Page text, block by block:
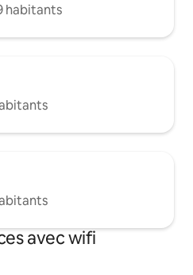
habitants
avec wifi